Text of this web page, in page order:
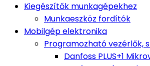
Kiegészítők munkagépekhez
Munkaeszköz fordítók
Mobilgép elektronika
Programozható vezérlők,
Danfoss PLUS+1